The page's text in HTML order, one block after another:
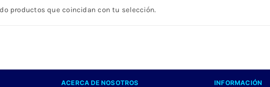
productos que coincidan con tu selección.
ACERCA DE NOSOTROS INFORMACIÓN